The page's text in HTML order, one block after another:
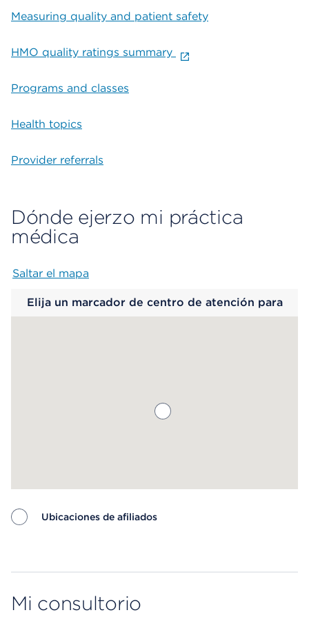
Measuring quality and patient safety
HMO quality ratings summary
Programs and classes
Health topics
Provider referrals
Dónde ejerzo mi práctica
médica
Saltar el mapa
Elija un marcador de centro de atención para
Ubicaciones de afiliados
Mi consultorio